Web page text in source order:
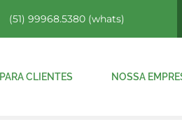
(51) 99968.5380 (whats)
PARA CLIENTES NOSSA